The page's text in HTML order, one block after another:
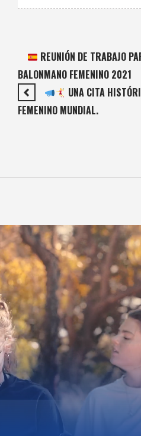
REUNIÓN DE TRABAJO
BALONMANO FEMENINO 2021
UNA CITA
FEMENINO MUNDIAL.